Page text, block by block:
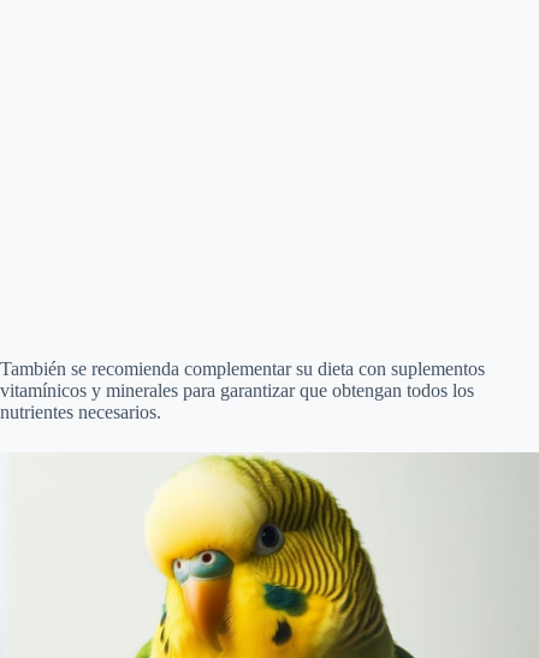
También se recomienda complementar su dieta con suplementos
vitamínicos y minerales para garantizar que obtengan todos los
nutrientes necesarios.